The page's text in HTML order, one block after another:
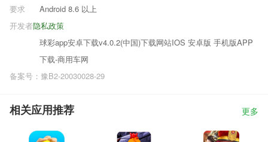
要求
Android 8.6 以上
隐私政策
开发者
球彩app安卓下载v4.0.2(中国)下载网站IOS 安卓版 手机版APP
下载-商用车网
备案号：豫B2-20030028-29
相关应用推荐 更多